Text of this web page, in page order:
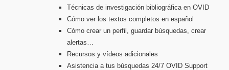
Técnicas de investigación bibliográfica en OVID
Cómo ver los textos completos en español
Cómo crear un perfil, guardar búsquedas, crear
alertas…
Recursos y vídeos adicionales
Asistencia a tus búsquedas 24/7 OVID Support